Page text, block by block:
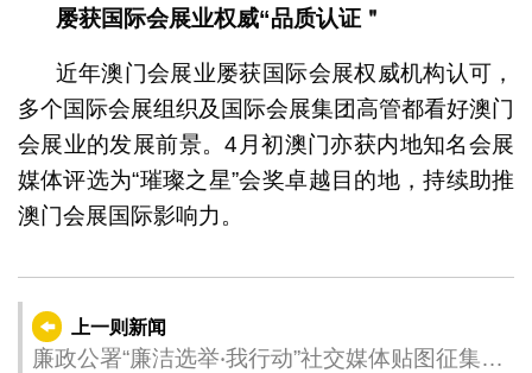
屡获国际会展业权威“品质认证＂
近年澳门会展业屡获国际会展权威机构认可，
多个国际会展组织及国际会展集团高管都看好澳门
会展业的发展前景。4月初澳门亦获内地知名会展
媒体评选为“璀璨之星”会奖卓越目的地，持续助推
澳门会展国际影响力。
上一则新闻
廉政公署“廉洁选举‧我行动”社交媒体贴图征集活